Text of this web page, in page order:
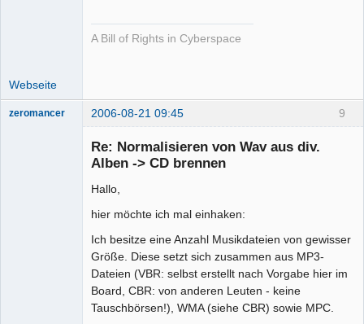
A Bill of Rights in Cyberspace
Webseite
9
zeromancer 2006-08-21 09:45
Re: Normalisieren von Wav aus div.
Alben -> CD brennen
Hallo,
hier möchte ich mal einhaken:
Ich besitze eine Anzahl Musikdateien von gewisser
Größe. Diese setzt sich zusammen aus MP3-
Dateien (VBR: selbst erstellt nach Vorgabe hier im
Board, CBR: von anderen Leuten - keine
Tauschbörsen!), WMA (siehe CBR) sowie MPC.